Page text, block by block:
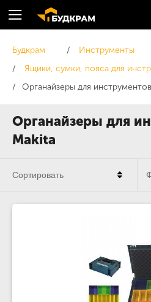
Органайзеры для
Makita
Будкрам
Инструменты
Ящики, сумки, пояса для
Органайзеры для инструментов
Сортировать